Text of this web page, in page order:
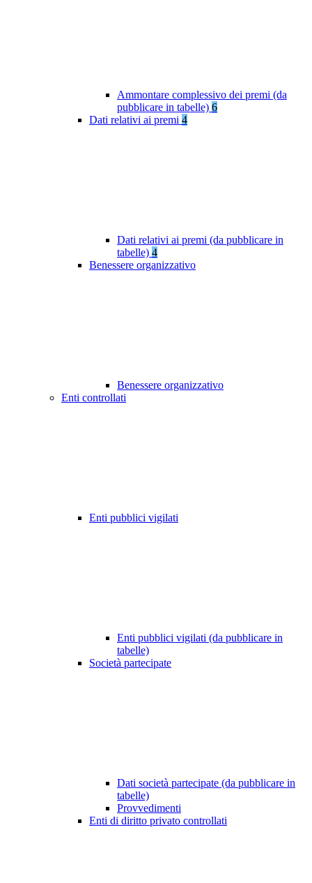
Ammontare complessivo dei premi (da
pubblicare in tabelle) 6
Dati relativi ai premi 4
Dati relativi ai premi (da pubblicare in
tabelle) 4
Benessere organizzativo
Benessere organizzativo
Enti controllati
Enti pubblici vigilati
Enti pubblici vigilati (da pubblicare in
tabelle)
Società partecipate
Dati società partecipate (da pubblicare in
tabelle)
Provvedimenti
Enti di diritto privato controllati